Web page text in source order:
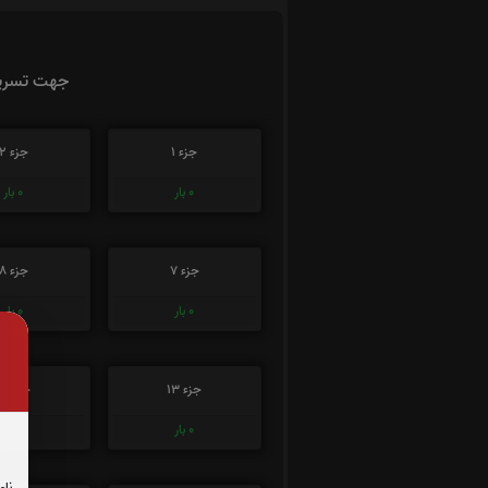
جهت
جزء 1
0 بار
جزء 2
0 بار
جزء 7
0 بار
جزء 8
0بار
جزء 13
0 بار
جزء 14